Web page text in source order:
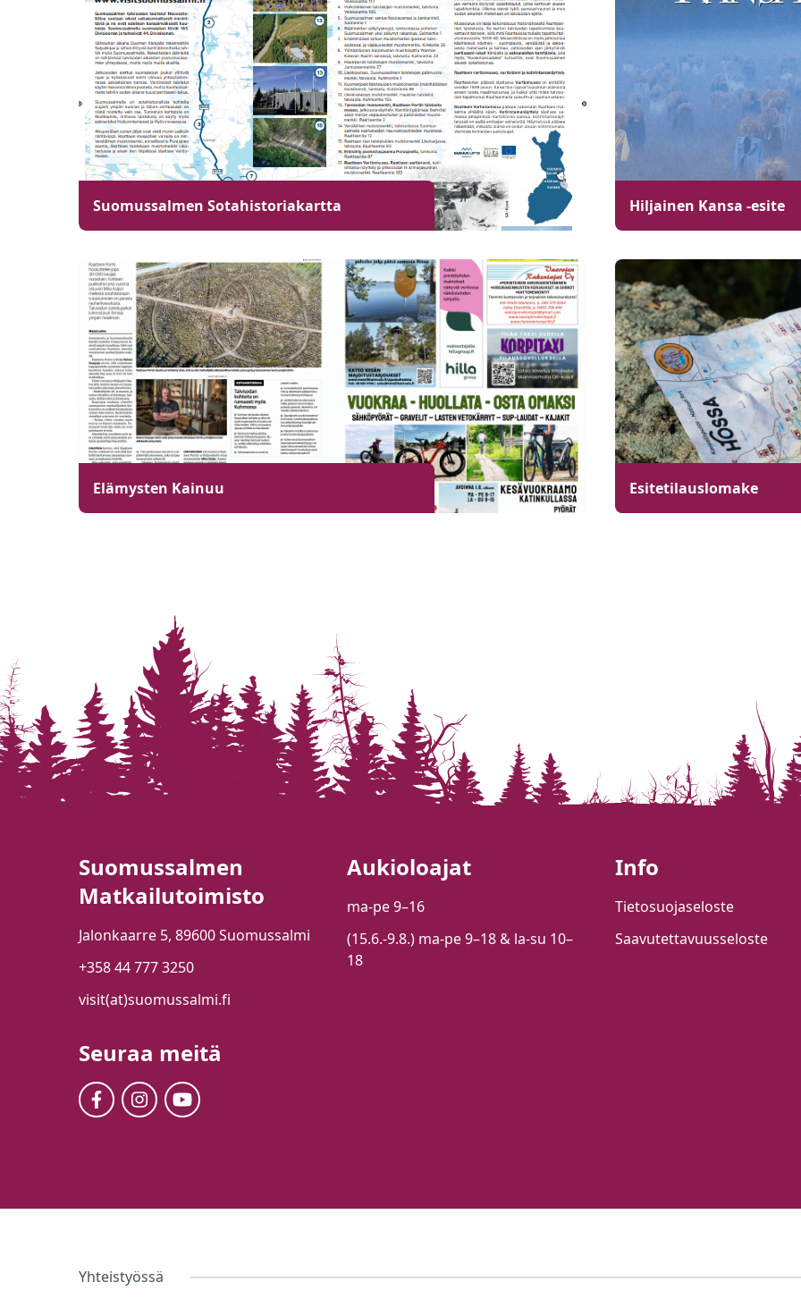
Suomussalmen Sotahistoriakartta Hiljainen Kansa -esite
Elämysten Kainuu Esitetilauslomake
Suomussalmen
Matkailutoimisto
Jalonkaarre 5, 89600 Suomussalmi
+358 44 777 3250
visit(at)suomussalmi.fi
Seuraa meitä
Aukioloajat
ma-pe 9–16
(15.6.-9.8.) ma-pe 9–18 & la-su 10–
18
Info
Tietosuojaseloste
Saavutettavuusseloste
Yhteistyössä